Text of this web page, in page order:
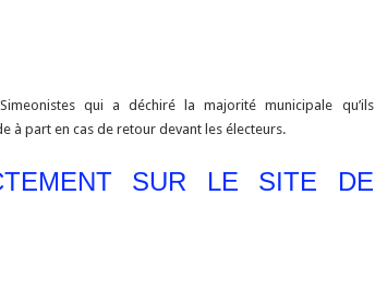
qui a déchiré la majorité municipale qu’ils
à part en cas de retour devant les électeurs.
SUR LE SITE DE